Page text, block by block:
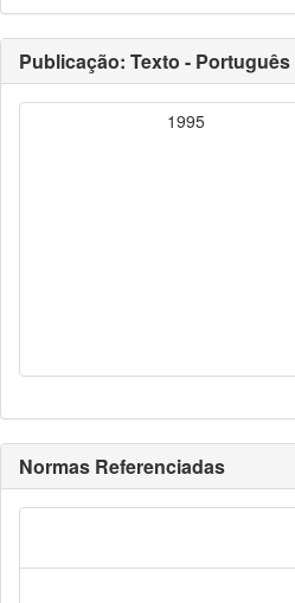
Publicação: Texto - Português
1995
Normas Referenciadas